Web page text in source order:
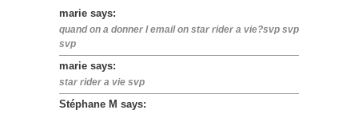
marie says:
quand on a donner l email on star rider a vie?svp svp
svp
marie says:
star rider a vie svp
Stéphane M says: